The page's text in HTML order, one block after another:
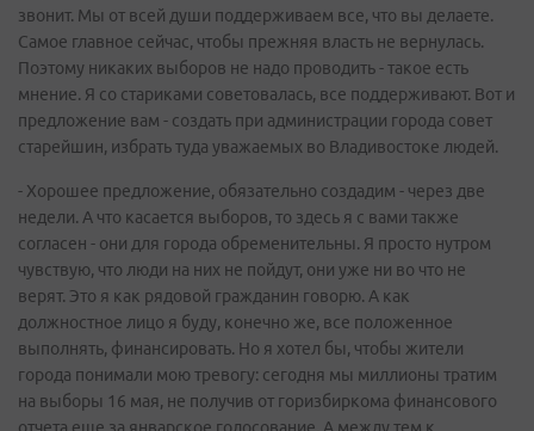
звонит. Мы от всей души поддерживаем все, что вы делаете.
Самое главное сейчас, чтобы прежняя власть не вернулась.
Поэтому никаких выборов не надо проводить - такое есть
мнение. Я со стариками советовалась, все поддерживают. Вот и
предложение вам - создать при администрации города совет
старейшин, избрать туда уважаемых во Владивостоке людей.
- Хорошее предложение, обязательно создадим - через две
недели. А что касается выборов, то здесь я с вами также
согласен - они для города обременительны. Я просто нутром
чувствую, что люди на них не пойдут, они уже ни во что не
верят. Это я как рядовой гражданин говорю. А как
должностное лицо я буду, конечно же, все положенное
выполнять, финансировать. Но я хотел бы, чтобы жители
города понимали мою тревогу: сегодня мы миллионы тратим
на выборы 16 мая, не получив от горизбиркома финансового